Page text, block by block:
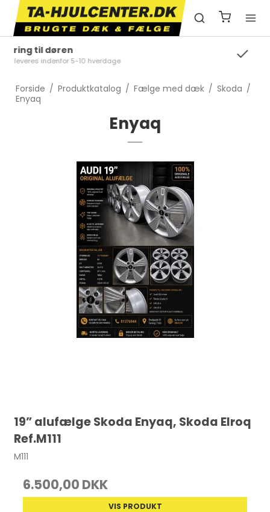
Ring på +45 81 37 69 44
Forside / Produktkatalog / Fælge med dæk / Skoda /
Enyaq
Enyaq
19” alufælge Skoda Enyaq, Skoda Elroq
Ref.M111
M111
6.500,00 DKK
VIS PRODUKT